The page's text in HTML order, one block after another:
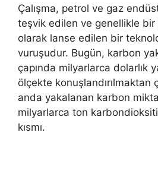
Çalışma, petrol ve gaz
teşvik edilen ve genellikle bir
olarak lanse edilen bir
vuruşudur. Bugün, karbon
çapında milyarlarca dolarlık
ölçekte konuşlandırılmaktan
anda yakalanan karbon
milyarlarca ton
kısmı.